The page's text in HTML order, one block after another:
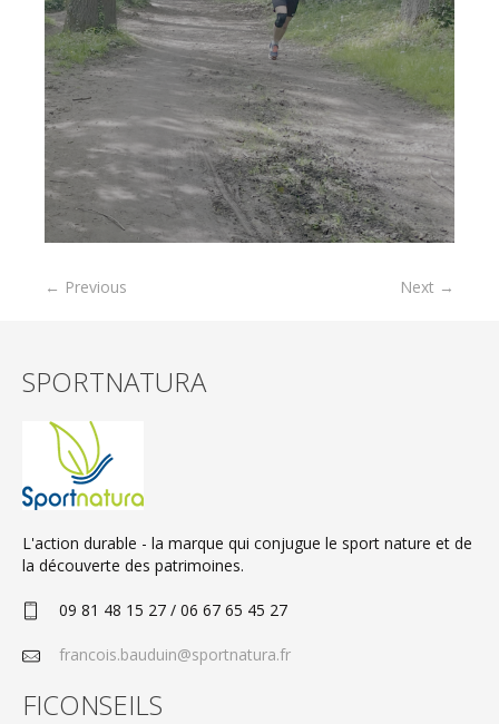
← Previous Next →
SPORTNATURA
L'action durable - la marque qui conjugue le sport nature et de
la découverte des patrimoines.
09 81 48 15 27 / 06 67 65 45 27
francois.bauduin@sportnatura.fr
FICONSEILS